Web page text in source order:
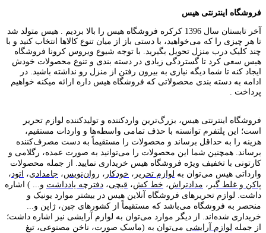
فروشگاه اینترنتی هیس
آخر تابستان سال 1396 کرکره فروشگاه هیس را بالا بردیم . هیس متولد شد
تا هر چیزی را که می‌خواهید، با دستی باز از میان تنوع کالاها انتخاب کنید و با
چند کلیک درب منزل تحویل بگیرید. با توجه شیوع ویروس کرونا فروشگاه
هیس سعی کرد تا گستردگی زیادی در دسته بندی و تنوع محصولات خودش
ایجاد کنه تا شما دیگه نیازی به بیرون رفتن از منزل رو نداشته باشید. در
ادامه به دسته بندی محصولاتی که فروشگاه هیس داره ارائه میکنه خواهیم
پرداخت .
فروشگاه اینترنتی هیس، بزرگ‌ترین وارد‌کننده و تولید‌کننده لوازم تحریر
است؛ این پلتفرم توانسته با حذف تمامی واسطه‌ها و واردات مستقیم،
هزینه را به حداقل برساند و محصولات را مستقیماً به دست مصرف‌کننده
برساند. همچنین شما این محصولات را می‌توانید به صورت عمده، رگلامی و
کارتونی با تخفیف ویژه فروشگاه هیس خریداری نمایید. از جمله محصولات
وارداتی هیس می‌توان به لوازم تحریر ، خودکار ، روان‌نویس، جامدادی، اتود،
پاکن و غلط گیر ، مدادتراش، خط کش، قیچی، دفترچه یادداشت و... ) اشاره
داشت. لوازم تحریر‌های فروشگاه آنلاین هیس در بیشتر موارد یونیک و
منحصر به فروشگاه می‌باشد که مستقیماً از کشور‌های چین، ژاپن و...
خریداری شده‌اند. از دیگر موارد می‌توان به لوازم آرایشی نیز اشاره داشت؛
از جمله لوازم آرایشی می‌توان به (ماسک صورت، ناخن مصنوعی، تیغ